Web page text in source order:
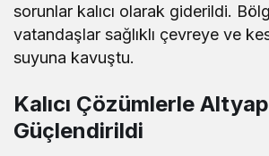
sorunlar kalıcı olarak giderildi.
vatandaşlar sağlıklı çevreye ve
suyuna kavuştu.
Kalıcı Çözümlerle
Güçlendirildi